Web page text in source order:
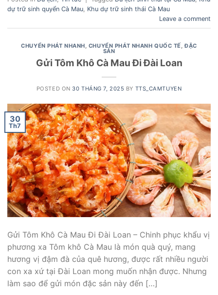
dự trữ sinh quyển Cà Mau, Khu dự trữ sinh thái Cà Mau
Leave a comment
CHUYỂN PHÁT NHANH, CHUYỂN PHÁT NHANH QUỐC TẾ,ĐẶC
SẢN
Gửi Tôm Khô Cà Mau Đi Đài Loan
POSTED ON 30 THÁNG 7, 2025 BY TTS_CAMTUYEN
30
Th7
Gửi Tôm Khô Cà Mau Đi Đài Loan – Chinh phục khẩu vị
phương xa Tôm khô Cà Mau là món quà quý, mang
hương vị đậm đà của quê hương, được rất nhiều người
con xa xứ tại Đài Loan mong muốn nhận được. Nhưng
làm sao để gửi món đặc sản này đến […]